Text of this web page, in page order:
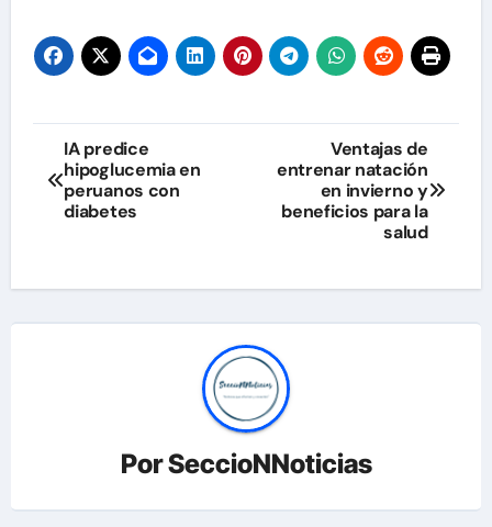
Navegación
de
IA predice
hipoglucemia en
peruanos con
diabetes
Ventajas de
entrenar natación
en invierno y
beneficios para la
salud
PorSeccioNNoticias